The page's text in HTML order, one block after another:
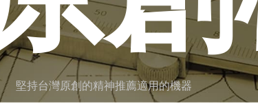
堅持台灣原創的精神推薦適用的機器